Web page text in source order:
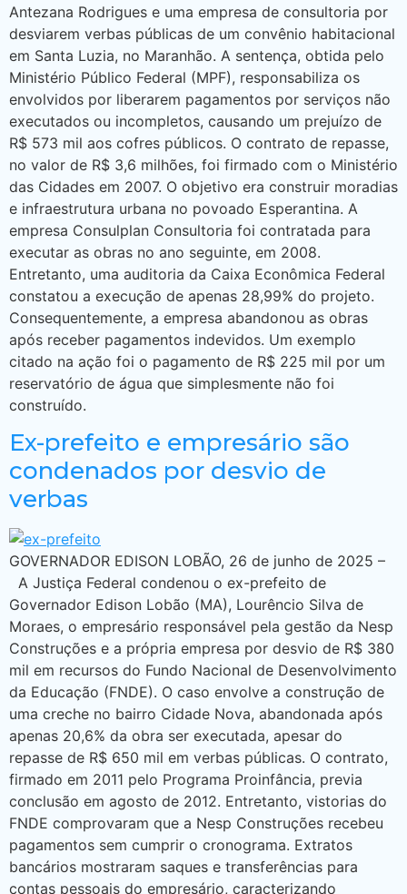
Antezana Rodrigues e uma empresa de consultoria por
desviarem verbas públicas de um convênio habitacional
em Santa Luzia, no Maranhão. A sentença, obtida pelo
Ministério Público Federal (MPF), responsabiliza os
envolvidos por liberarem pagamentos por serviços não
executados ou incompletos, causando um prejuízo de
R$ 573 mil aos cofres públicos. O contrato de repasse,
no valor de R$ 3,6 milhões, foi firmado com o Ministério
das Cidades em 2007. O objetivo era construir moradias
e infraestrutura urbana no povoado Esperantina. A
empresa Consulplan Consultoria foi contratada para
executar as obras no ano seguinte, em 2008.
Entretanto, uma auditoria da Caixa Econômica Federal
constatou a execução de apenas 28,99% do projeto.
Consequentemente, a empresa abandonou as obras
após receber pagamentos indevidos. Um exemplo
citado na ação foi o pagamento de R$ 225 mil por um
reservatório de água que simplesmente não foi
construído.
Ex-prefeito e empresário são
condenados por desvio de
verbas
GOVERNADOR EDISON LOBÃO, 26 de junho de 2025 –
A Justiça Federal condenou o ex-prefeito de
Governador Edison Lobão (MA), Lourêncio Silva de
Moraes, o empresário responsável pela gestão da Nesp
Construções e a própria empresa por desvio de R$ 380
mil em recursos do Fundo Nacional de Desenvolvimento
da Educação (FNDE). O caso envolve a construção de
uma creche no bairro Cidade Nova, abandonada após
apenas 20,6% da obra ser executada, apesar do
repasse de R$ 650 mil em verbas públicas. O contrato,
firmado em 2011 pelo Programa Proinfância, previa
conclusão em agosto de 2012. Entretanto, vistorias do
FNDE comprovaram que a Nesp Construções recebeu
pagamentos sem cumprir o cronograma. Extratos
bancários mostraram saques e transferências para
contas pessoais do empresário, caracterizando